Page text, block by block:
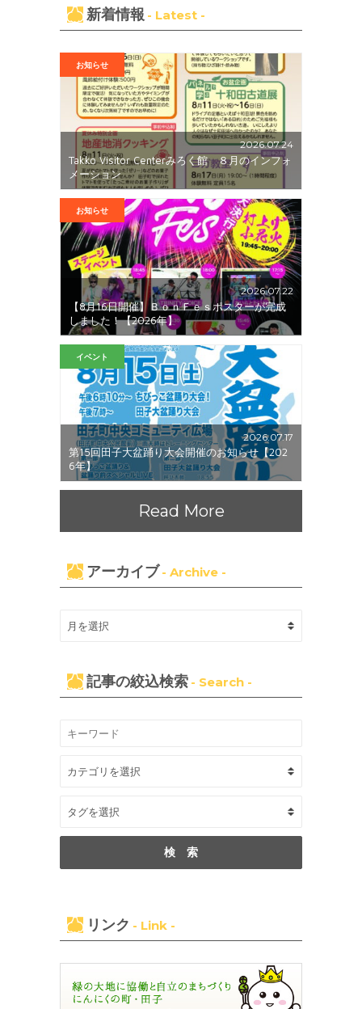
新着情報 - Latest -
お知らせ
2026.07.24
Takko Visitor Centerみろく館 ８月のインフォ
メーション
お知らせ
2026.07.22
【8月16日開催】ＢｏｎＦｅｓポスターが完成
しました！【2026年】
イベント
2026.07.17
第15回田子大盆踊り大会開催のお知らせ【202
6年】
Read More
アーカイブ - Archive -
記事の絞込検索 - Search -
リンク - Link -